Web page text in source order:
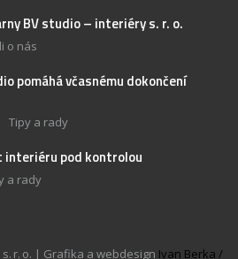
BV studio – interiéry s. r. o.
o nás
pomáhá včasnému dokončení
Tipy a rady
interiéru pod kontrolou
a rady
r. o. | Grafika a webdesign Ivan Berka /